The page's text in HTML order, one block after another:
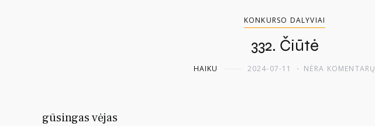
KONKURSO DALYVIAI
332. Čiūtė
HAIKU 2024-07-11 NĖRA KOMENTARŲ
gūsingas vėjas